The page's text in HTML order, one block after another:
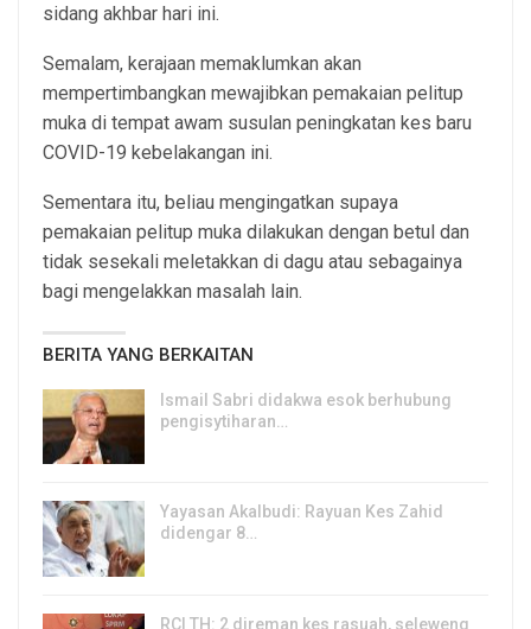
sidang akhbar hari ini.
Semalam, kerajaan memaklumkan akan
mempertimbangkan mewajibkan pemakaian pelitup
muka di tempat awam susulan peningkatan kes baru
COVID-19 kebelakangan ini.
Sementara itu, beliau mengingatkan supaya
pemakaian pelitup muka dilakukan dengan betul dan
tidak sesekali meletakkan di dagu atau sebagainya
bagi mengelakkan masalah lain.
BERITA YANG BERKAITAN
Ismail Sabri didakwa esok berhubung
pengisytiharan…
Yayasan Akalbudi: Rayuan Kes Zahid
didengar 8…
RCI TH: 2 direman kes rasuah, seleweng